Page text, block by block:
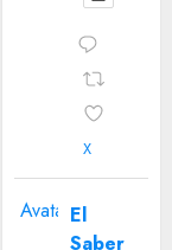
X
Avatar El
Saber